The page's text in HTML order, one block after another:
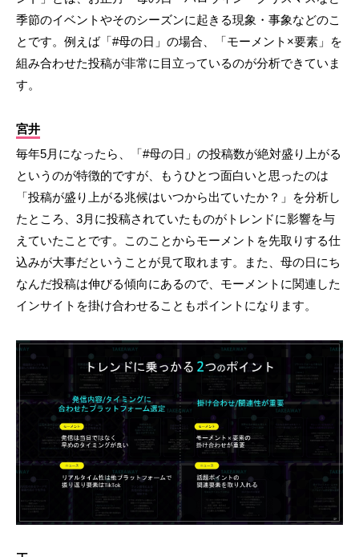
季節のイベントやそのシーズンに起きる現象・事象などのこ
とです。例えば「#母の日」の場合、「モーメント×要素」を
組み合わせた投稿が非常に目立っているのが分析できていま
す。
宮井
毎年5月になったら、「#母の日」の投稿数が絶対盛り上がる
というのが特徴的ですが、もうひとつ面白いと思ったのは
「投稿が盛り上がる兆候はいつから出ていたか？」を分析し
たところ、3月に投稿されていたものがトレンドに影響を与
えていたことです。このことからモーメントを先取りする仕
込みが大事だということが見て取れます。また、母の日にち
なんだ投稿は伸びる傾向にあるので、モーメントに関連した
インサイトを掛け合わせることもポイントになります。